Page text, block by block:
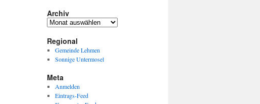
Archiv
Archiv
Regional
Gemeinde Lehmen
Sonnige Untermosel
Meta
Anmelden
Eintrags-Feed